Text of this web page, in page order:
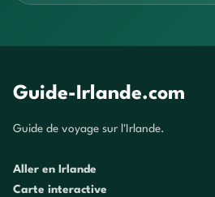
Guide-Irlande.com
Guide de voyage sur l'Irlande.
Aller en Irlande
Carte interactive